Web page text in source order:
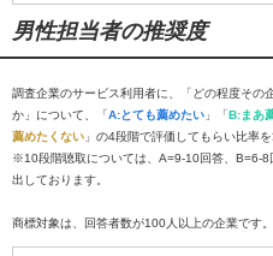
男性担当者の推奨度
調査企業のサービス利用者に、「どの程度その
か」について、「A:とても薦めたい 」「B:まあ
薦めたくない 」の4段階で評価してもらい比率を
※10段階聴取については、A=9-10回答、B=6-
出しております。
商標対象は、回答者数が100人以上の企業です。